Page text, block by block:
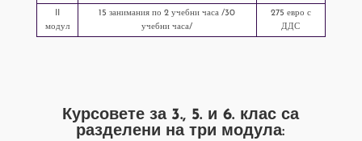
модул
15 занимания по 2 учебни часа /30
учебни часа/
275 евро с
ДДС
Курсовете за 3., 5. и 6. клас са
разделени на три модула: